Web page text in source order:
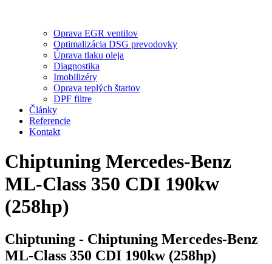
Oprava EGR ventilov
Optimalizácia DSG prevodovky
Úprava tlaku oleja
Diagnostika
Imobilizéry
Oprava teplých štartov
DPF filtre
Články
Referencie
Kontakt
Chiptuning Mercedes-Benz
ML-Class 350 CDI 190kw
(258hp)
Chiptuning - Chiptuning Mercedes-Benz
ML-Class 350 CDI 190kw (258hp)